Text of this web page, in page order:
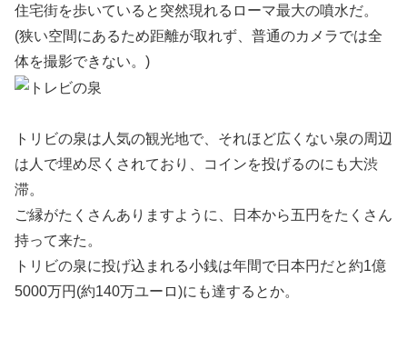
住宅街を歩いていると突然現れるローマ最大の噴水だ。
(狭い空間にあるため距離が取れず、普通のカメラでは全
体を撮影できない。)
トリビの泉は人気の観光地で、それほど広くない泉の周辺
は人で埋め尽くされており、コインを投げるのにも大渋
滞。
ご縁がたくさんありますように、日本から五円をたくさん
持って来た。
トリビの泉に投げ込まれる小銭は年間で日本円だと約1億
5000万円(約140万ユーロ)にも達するとか。